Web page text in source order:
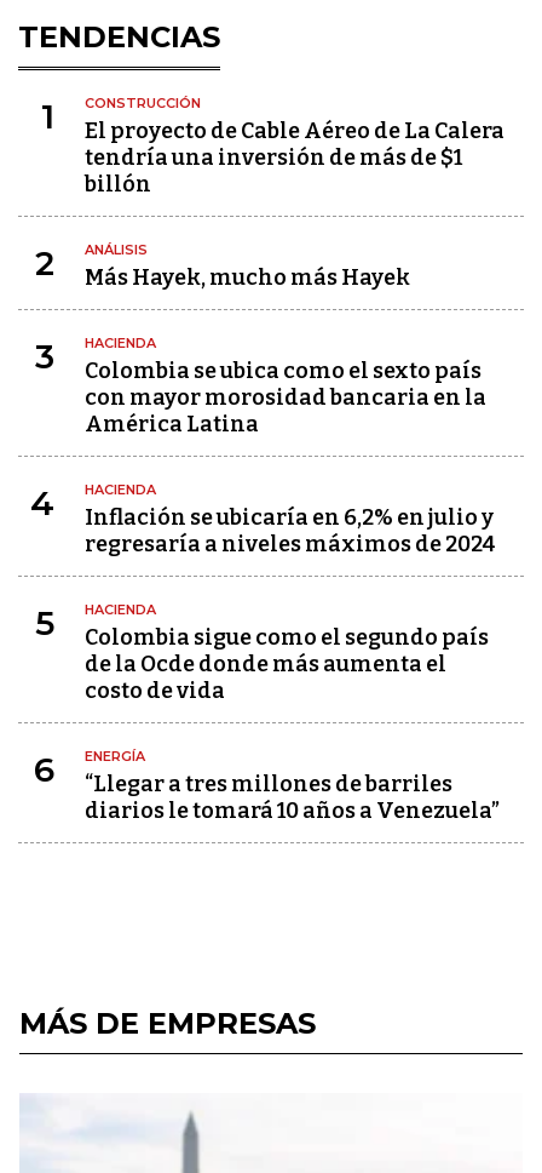
TENDENCIAS
1 CONSTRUCCIÓN
El proyecto de Cable Aéreo de La Calera
tendría una inversión de más de $1
billón
2 ANÁLISIS
Más Hayek, mucho más Hayek
3 HACIENDA
Colombia se ubica como el sexto país
con mayor morosidad bancaria en la
América Latina
4 HACIENDA
Inflación se ubicaría en 6,2% en julio y
regresaría a niveles máximos de 2024
5 HACIENDA
Colombia sigue como el segundo país
de la Ocde donde más aumenta el
costo de vida
6 ENERGÍA
“Llegar a tres millones de barriles
diarios le tomará 10 años a Venezuela”
MÁS DE EMPRESAS